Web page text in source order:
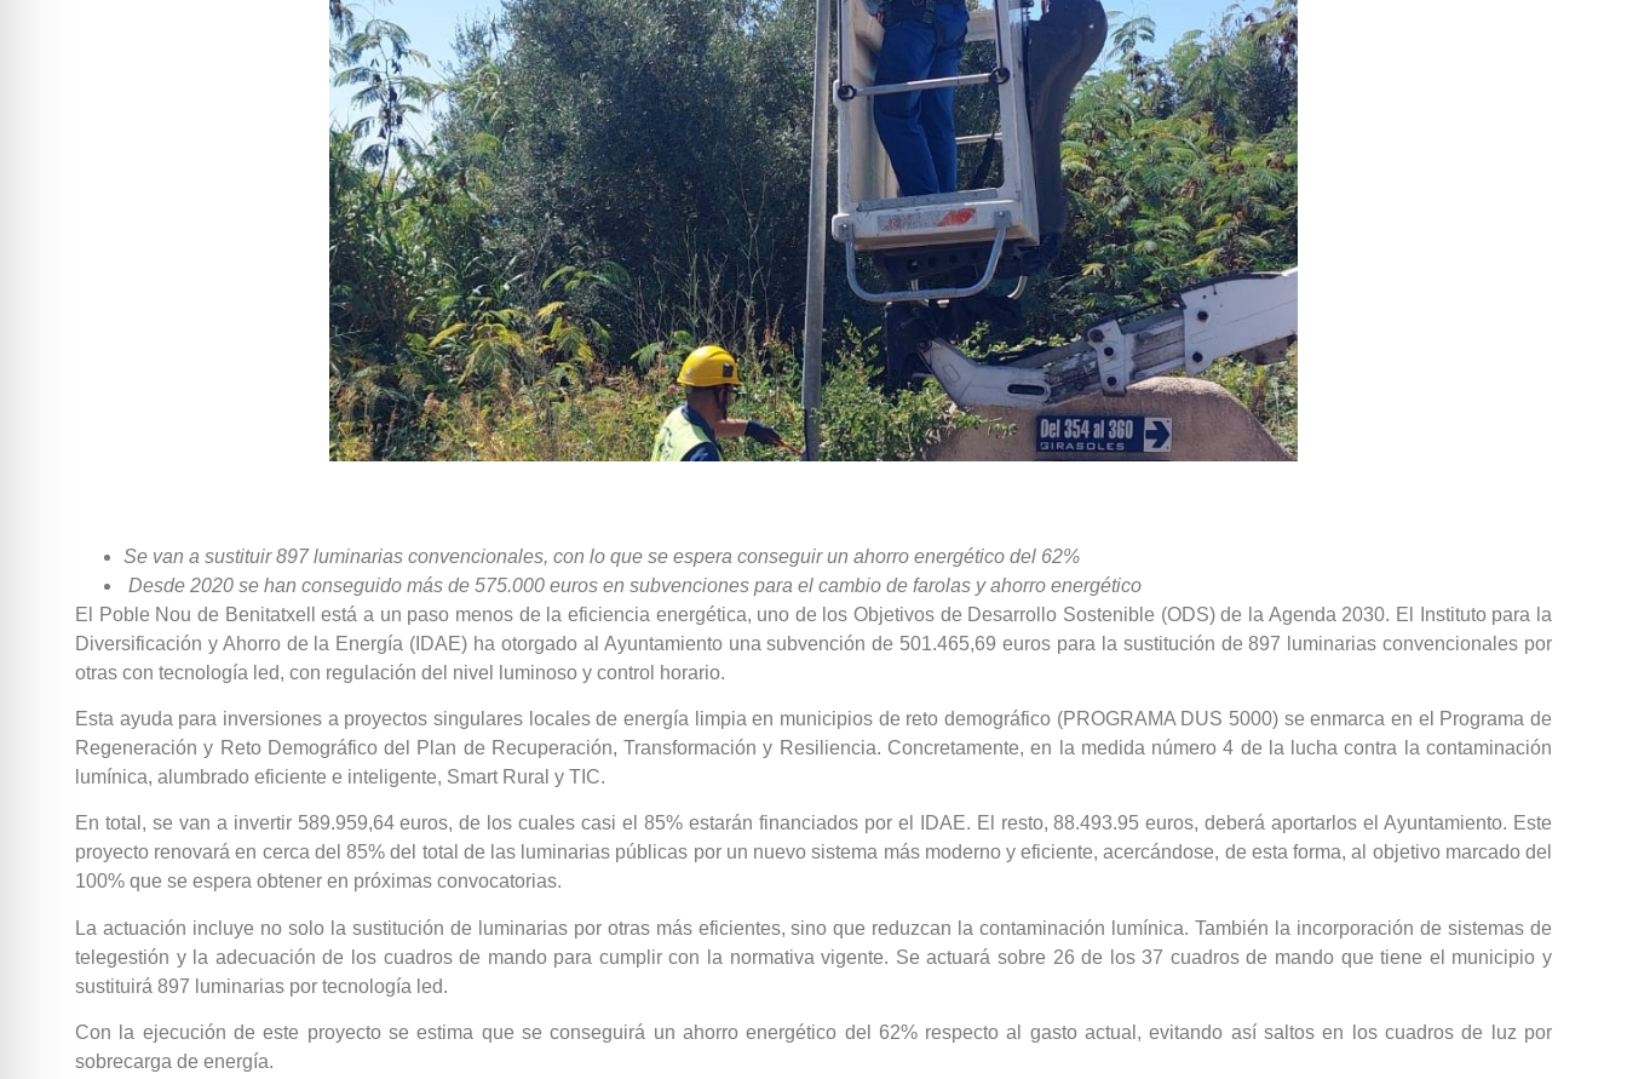
Se van a sustituir 897 luminarias convencionales, con lo que se espera conseguir un ahorro energético del 62%
Desde 2020 se han conseguido más de 575.000 euros en subvenciones para el cambio de farolas y ahorro energético
El Poble Nou de Benitatxell está a un paso menos de la eficiencia energética, uno de los Objetivos de Desarrollo Sostenible (ODS) de la Agenda 2030. El Instituto para la
Diversificación y Ahorro de la Energía (IDAE) ha otorgado al Ayuntamiento una subvención de 501.465,69 euros para la sustitución de 897 luminarias convencionales por
otras con tecnología led, con regulación del nivel luminoso y control horario.
Esta ayuda para inversiones a proyectos singulares locales de energía limpia en municipios de reto demográfico (PROGRAMA DUS 5000) se enmarca en el Programa de
Regeneración y Reto Demográfico del Plan de Recuperación, Transformación y Resiliencia. Concretamente, en la medida número 4 de la lucha contra la contaminación
lumínica, alumbrado eficiente e inteligente, Smart Rural y TIC.
En total, se van a invertir 589.959,64 euros, de los cuales casi el 85% estarán financiados por el IDAE. El resto, 88.493.95 euros, deberá aportarlos el Ayuntamiento. Este
proyecto renovará en cerca del 85% del total de las luminarias públicas por un nuevo sistema más moderno y eficiente, acercándose, de esta forma, al objetivo marcado del
100% que se espera obtener en próximas convocatorias.
La actuación incluye no solo la sustitución de luminarias por otras más eficientes, sino que reduzcan la contaminación lumínica. También la incorporación de sistemas de
telegestión y la adecuación de los cuadros de mando para cumplir con la normativa vigente. Se actuará sobre 26 de los 37 cuadros de mando que tiene el municipio y
sustituirá 897 luminarias por tecnología led.
Con la ejecución de este proyecto se estima que se conseguirá un ahorro energético del 62% respecto al gasto actual, evitando así saltos en los cuadros de luz por
sobrecarga de energía.